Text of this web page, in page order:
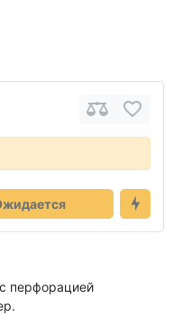
перфорацией